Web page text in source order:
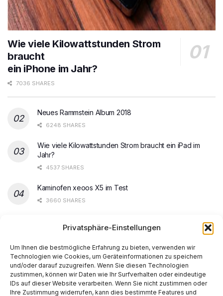
Privatsphäre-Einstellungen
Um Ihnen die bestmögliche Erfahrung zu bieten, verwenden wir
Technologien wie Cookies, um Geräteinformationen zu speichern
und/oder darauf zuzugreifen. Wenn Sie diesen Technologien
zustimmen, können wir Daten wie Ihr Surfverhalten oder eindeutige
IDs auf dieser Website verarbeiten. Wenn Sie nicht zustimmen oder
Ihre Zustimmung widerrufen, kann dies bestimmte Features und
Wie viele Kilowattstunden Strom
braucht
ein iPhone im Jahr?
7036 SHARES
Neues Rammstein Album 2018
6248 SHARES
Wie viele Kilowattstunden Strom braucht ein iPad im
Jahr?
4537 SHARES
Kaminofen xeoos X5 im Test
3660 SHARES
Start AI Tech Kapital Prognosen Electric How-to